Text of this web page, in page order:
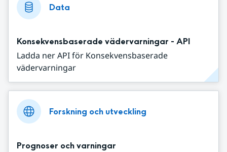
Data
Konsekvensbaserade vädervarningar - API
Ladda ner API för Konsekvensbaserade
vädervarningar
Forskning och utveckling
Prognoser och varningar